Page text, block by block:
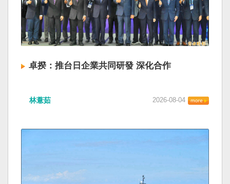
卓揆：推台日企業共同研發 深化合作
林薏茹 2026-08-04